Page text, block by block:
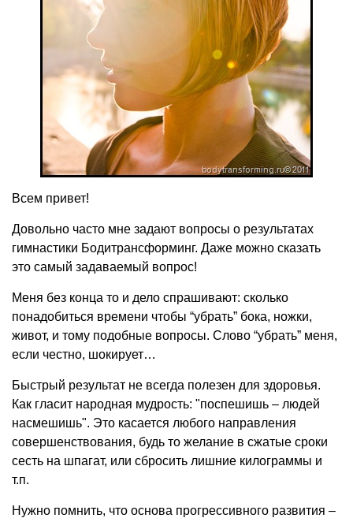
Всем привет!
Довольно часто мне задают вопросы о результатах
гимнастики Бодитрансформинг. Даже можно сказать
это самый задаваемый вопрос!
Меня без конца то и дело спрашивают: сколько
понадобиться времени чтобы “убрать” бока, ножки,
живот, и тому подобные вопросы. Слово “убрать” меня,
если честно, шокирует…
Быстрый результат не всегда полезен для здоровья.
Как гласит народная мудрость: "поспешишь – людей
насмешишь". Это касается любого направления
совершенствования, будь то желание в сжатые сроки
сесть на шпагат, или сбросить лишние килограммы и
т.п.
Нужно помнить, что основа прогрессивного развития –